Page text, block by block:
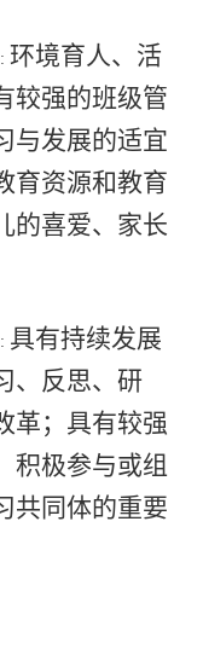
: 环境育人、活
较强的班级管
与发展的适宜
育资源和教育
的喜爱、家长
: 具有持续发展
、反思、研
革；具有较强
积极参与或组
共同体的重要